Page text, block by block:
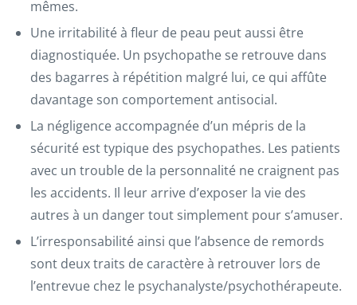
mêmes.
Une irritabilité à fleur de peau peut aussi être
diagnostiquée. Un psychopathe se retrouve dans
des bagarres à répétition malgré lui, ce qui affûte
davantage son comportement antisocial.
La négligence accompagnée d’un mépris de la
sécurité est typique des psychopathes. Les patients
avec un trouble de la personnalité ne craignent pas
les accidents. Il leur arrive d’exposer la vie des
autres à un danger tout simplement pour s’amuser.
L’irresponsabilité ainsi que l’absence de remords
sont deux traits de caractère à retrouver lors de
l’entrevue chez le psychanalyste/psychothérapeute.